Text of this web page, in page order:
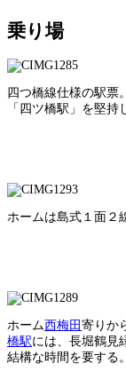
乗り場
四つ橋線仕様の駅票。
「四ツ橋駅」を堅持
ホームは島式１面２
ホーム西梅田 寄りか
橋駅には、長堀鶴見
結構な時間を要する。